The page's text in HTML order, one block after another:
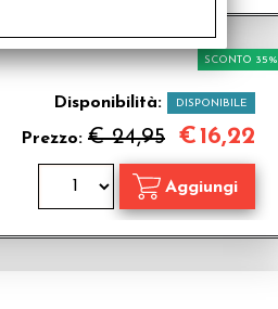
Disponibilità: DISPONIBILE
Prezzo: € 24,95
SCONTO 35%
€16,22